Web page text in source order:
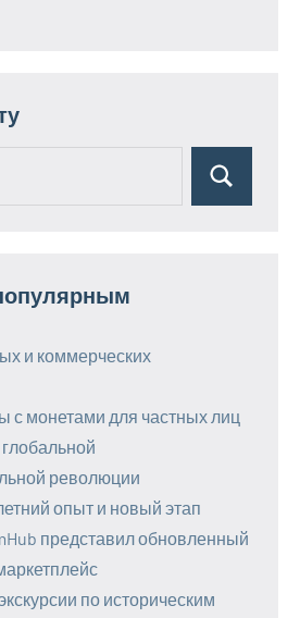
Поиск
и коммерческих
с монетами для частных лиц
революции
опыт и новый этап
представил обновленный
по историческим